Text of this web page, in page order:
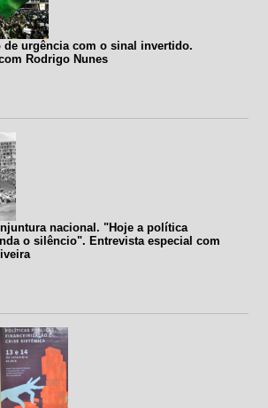
de urgência com o sinal invertido.
Rodrigo Nunes
nacional. "Hoje a política
o silêncio". Entrevista especial com